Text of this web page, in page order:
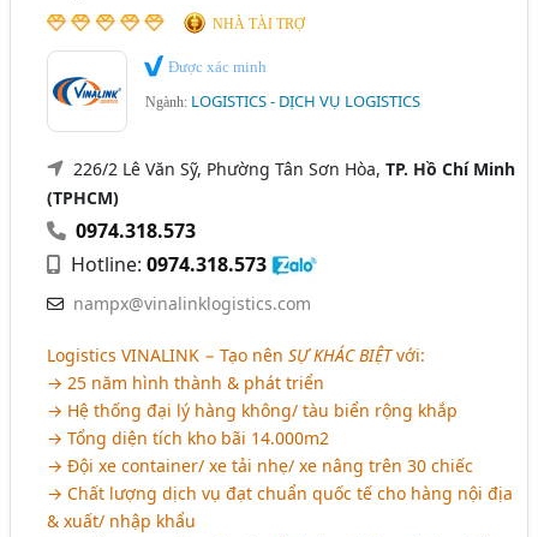
NHÀ TÀI TRỢ
Được xác minh
Ngành: LOGISTICS - DỊCH VỤ LOGISTICS
226/2 Lê Văn Sỹ, Phường Tân Sơn Hòa,TP. Hồ Chí Minh
(TPHCM)
0974.318.573
Hotline:0974.318.573
nampx@vinalinklogistics.com
Logistics VINALINK − Tạo nênSỰ KHÁC BIỆTvới:
→ 25 năm hình thành & phát triển
→ Hệ thống đại lý hàng không/ tàu biển rộng khắp
→ Tổng diện tích kho bãi 14.000m2
→ Đội xe container/ xe tải nhẹ/ xe nâng trên 30 chiếc
→ Chất lượng dịch vụ đạt chuẩn quốc tế cho hàng nội địa
& xuất/ nhập khẩu